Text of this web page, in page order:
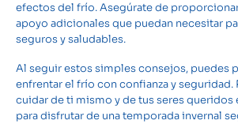
efectos del frío. Asegúrate de
apoyo adicionales que puedan necesitar
seguros y saludables.
Al seguir estos simples consejos, puedes
enfrentar el frío con confianza y seguridad.
cuidar de ti mismo y de tus seres queridos
para disfrutar de una temporada invernal